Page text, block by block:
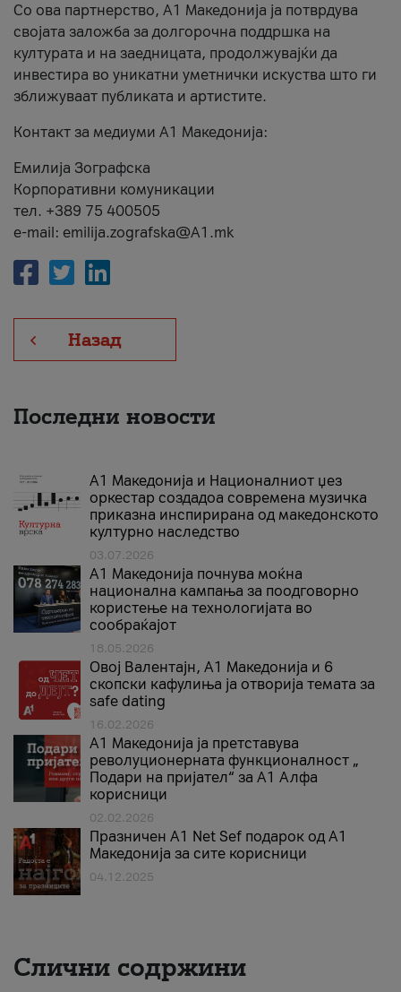
Со ова партнерство, A1 Македонија ја потврдува
својата заложба за долгорочна поддршка на
културата и на заедницата, продолжувајќи да
инвестира во уникатни уметнички искуства што ги
зближуваат публиката и артистите.
Контакт за медиуми А1 Македонија:
Емилија Зографска
Корпоративни комуникации
тел. +389 75 400505
e-mail: emilija.zografska@A1.mk
Назад
Последни новости
А1 Македонија и Националниот џез
оркестар создадоа современа музичка
приказна инспирирана од македонското
културно наследство
03.07.2026
A1 Македонија почнува моќна
национална кампања за поодговорно
користење на технологијата во
сообраќајот
18.05.2026
Овој Валентајн, A1 Македонија и 6
скопски кафулиња ја отворија темата за
safe dating
16.02.2026
А1 Македонија ја претставува
револуционерната функционалност „
Подари на пријател“ за А1 Алфа
корисници
02.02.2026
Празничен A1 Net Sеf подарок од А1
Македонија за сите корисници
04.12.2025
Слични содржини